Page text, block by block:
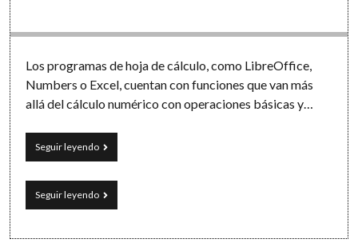
Los programas de hoja de cálculo, como LibreOffice,
Numbers o Excel, cuentan con funciones que van más
allá del cálculo numérico con operaciones básicas y…
Seguir leyendo«Apellido1
Apellido2,
procesando
Seguir leyendo«Apellido1
Apellido2,
procesando